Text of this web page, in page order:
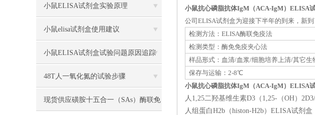
小鼠ELISA试剂盒实验原理
小鼠elisa试剂盒使用建议
小鼠ELISA试剂盒试验问题原因追踪
48T人一氧化氮的试验步骤
现货供应磺胺十五合一（SAs）酶联免
小鼠抗心磷脂抗体IgM（ACA-IgM）ELISA
公司ELISA试剂盒为迎接下半年的到来，新
检测方法：ELISA酶联免疫法
检测类型：酶免免疫夹心法
样品形式：血清/血浆/细胞培养上清/其它生
保存与运输：2-8℃
小鼠抗心磷脂抗体IgM（ACA-IgM）ELISA
人1,25二羟基维生素D3（1,25-（OH）
人组蛋白H2b（histon-H2b）ELISA试剂